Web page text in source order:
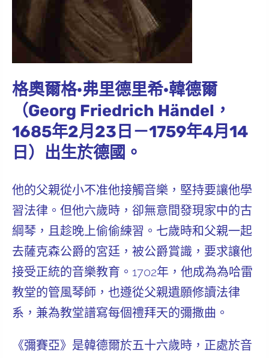
格奧爾格·弗里德里希·韓德爾
（Georg Friedrich Händel，
1685年2月23日－1759年4月14
日）出生於德國。
他的父親從小不准他接觸音樂，堅持要讓他學
習法律。但他六歲時，卻無意間發現家中的古
綱琴，且趁晚上偷偷練習。七歲時和父親一起
去薩克森公爵的宮廷，被公爵賞識，要求讓他
接受正統的音樂教育。1702年，他成為為哈雷
教堂的管風琴師，也遵從父親遺願修讀法律
系，兼為教堂譜寫每個禮拜天的彌撒曲。
《彌賽亞》是韓德爾於五十六歲時，正處於音